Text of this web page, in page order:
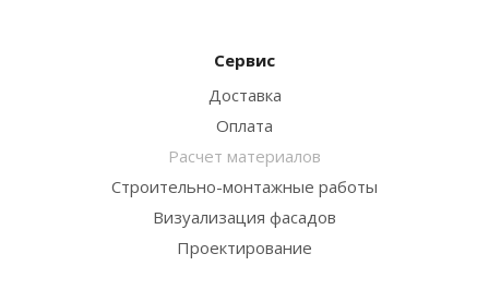
Сервис
Доставка
Оплата
Расчет материалов
Строительно-монтажные работы
Визуализация фасадов
Проектирование